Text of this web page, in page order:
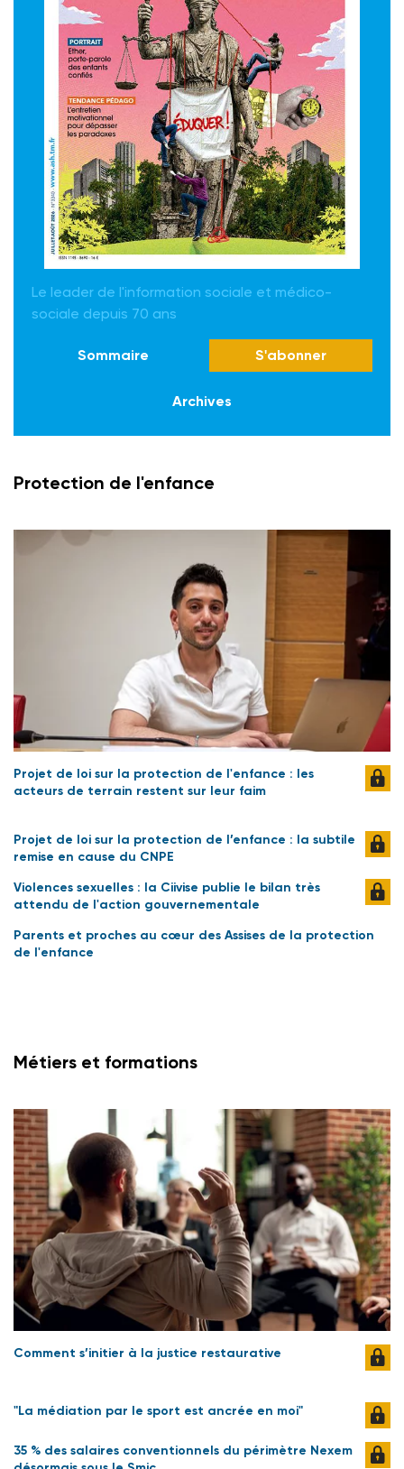
Le leader de l'information sociale et médico-
sociale depuis 70 ans
Sommaire S'abonner
Archives
Protection de l'enfance
Projet de loi sur la protection de l'enfance : les
acteurs de terrain restent sur leur faim
Projet de loi sur la protection de l’enfance : la subtile
remise en cause du CNPE
Violences sexuelles : la Ciivise publie le bilan très
attendu de l'action gouvernementale
Parents et proches au cœur des Assises de la protection
de l'enfance
Métiers et formations
Comment s’initier à la justice restaurative
"La médiation par le sport est ancrée en moi"
35 % des salaires conventionnels du périmètre Nexem